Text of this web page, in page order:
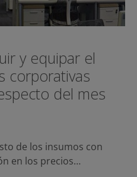
y equipar el
corporativas
del mes
de los insumos con
en los precios…